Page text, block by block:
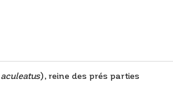
), reine des prés parties